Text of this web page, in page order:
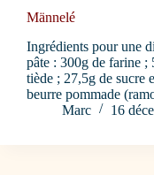
Männelé
Ingrédients pour une
pâte : 300g de farine
tiède ; 27,5g de sucre
beurre pommade
Marc
16